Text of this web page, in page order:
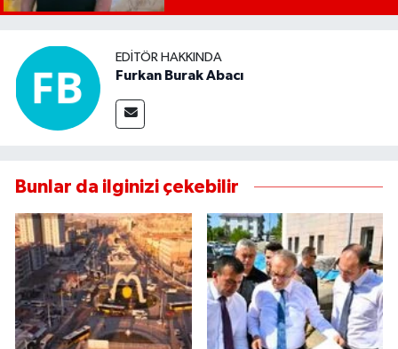
EDITÖR HAKKINDA
Furkan Burak Abacı
Bunlar da ilginizi çekebilir